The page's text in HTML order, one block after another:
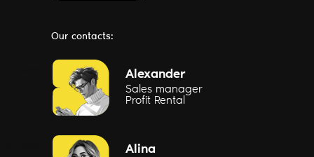
Alexander
Sales manager
Profit Rental
Alina
Our contacts: